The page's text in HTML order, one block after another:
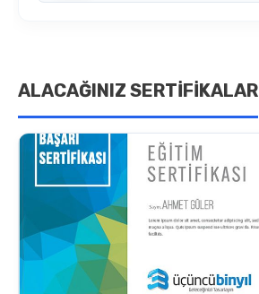
ALACAĞINIZ SERTİFİKALAR